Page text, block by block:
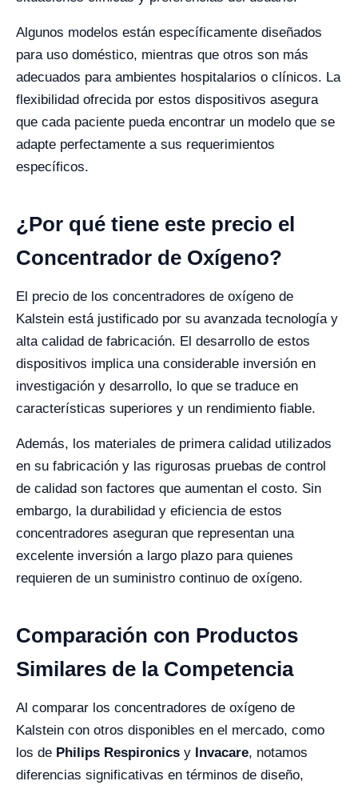
Algunos modelos están específicamente diseñados
para uso doméstico, mientras que otros son más
adecuados para ambientes hospitalarios o clínicos. La
flexibilidad ofrecida por estos dispositivos asegura
que cada paciente pueda encontrar un modelo que se
adapte perfectamente a sus requerimientos
específicos.
¿Por qué tiene este precio el
Concentrador de Oxígeno?
El precio de los concentradores de oxígeno de
Kalstein está justificado por su avanzada tecnología y
alta calidad de fabricación. El desarrollo de estos
dispositivos implica una considerable inversión en
investigación y desarrollo, lo que se traduce en
características superiores y un rendimiento fiable.
Además, los materiales de primera calidad utilizados
en su fabricación y las rigurosas pruebas de control
de calidad son factores que aumentan el costo. Sin
embargo, la durabilidad y eficiencia de estos
concentradores aseguran que representan una
excelente inversión a largo plazo para quienes
requieren de un suministro continuo de oxígeno.
Comparación con Productos
Similares de la Competencia
Al comparar los concentradores de oxígeno de
Kalstein con otros disponibles en el mercado, como
los de Philips Respironics y Invacare, notamos
diferencias significativas en términos de diseño,